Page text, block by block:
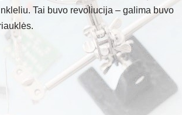
Tai buvo revoliucija – galima buvo